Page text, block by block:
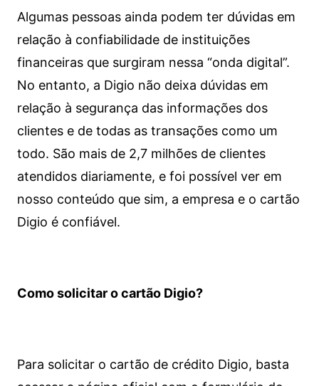
Algumas pessoas ainda podem ter dúvidas em
relação à confiabilidade de instituições
financeiras que surgiram nessa “onda digital”.
No entanto, a Digio não deixa dúvidas em
relação à segurança das informações dos
clientes e de todas as transações como um
todo. São mais de 2,7 milhões de clientes
atendidos diariamente, e foi possível ver em
nosso conteúdo que sim, a empresa e o cartão
Digio é confiável.
Como solicitar o cartão Digio?
Para solicitar o cartão de crédito Digio, basta